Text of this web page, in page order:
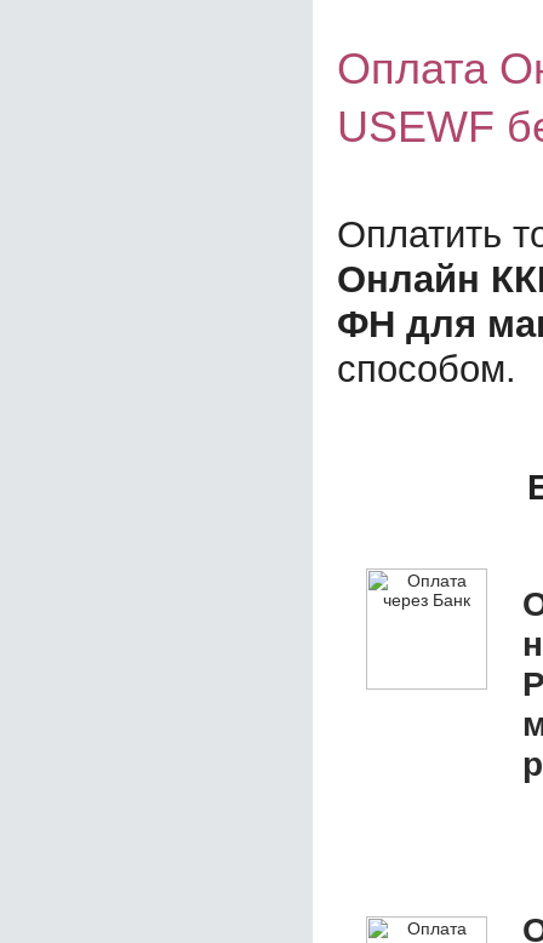
Оплата
USEWF
Оплатить
Онлайн
ФН для
способом.